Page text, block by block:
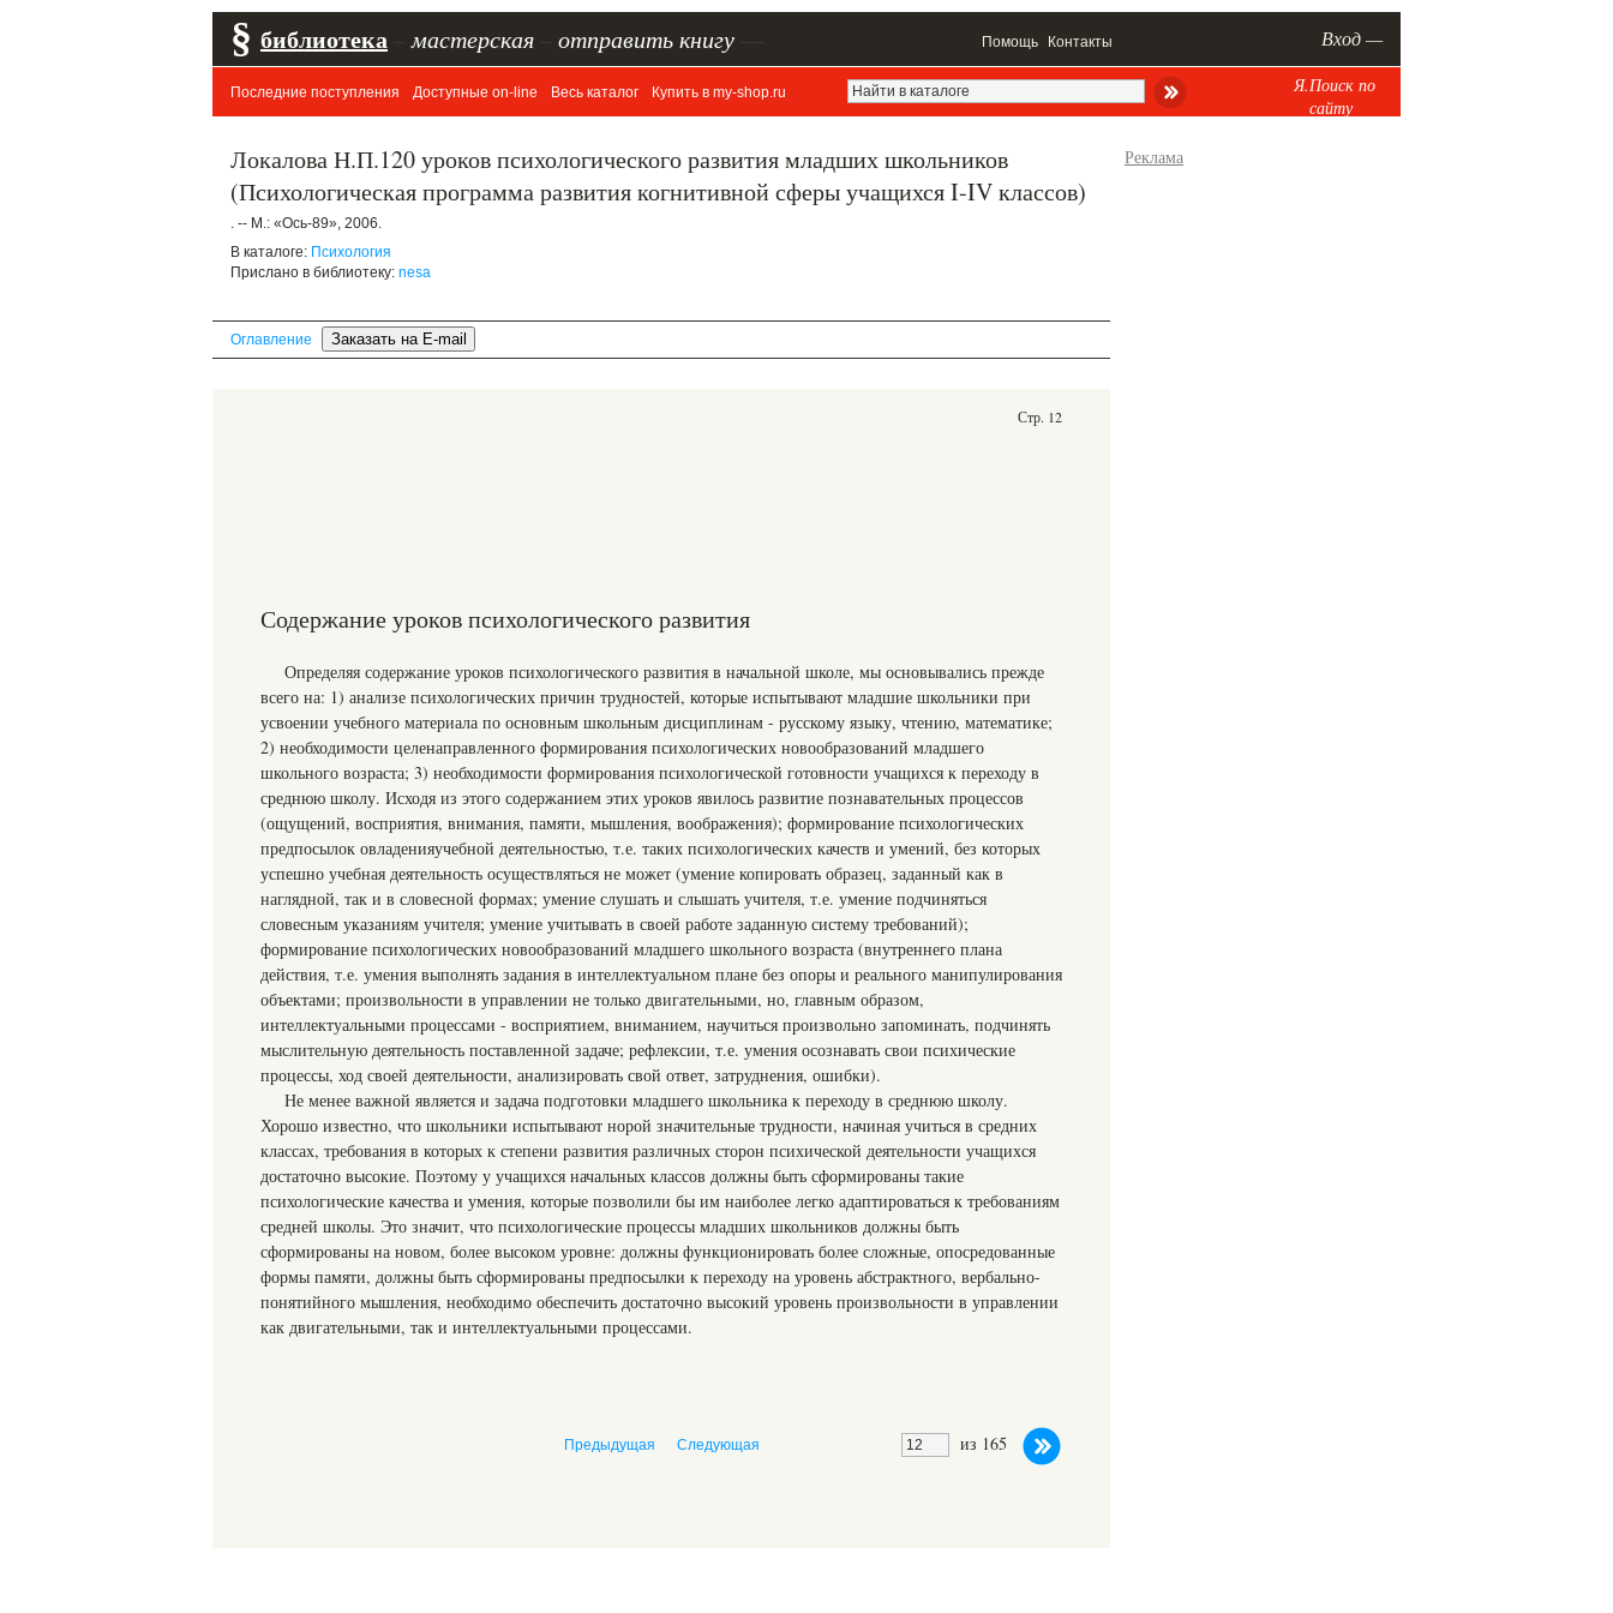
§ библиотека мастерская отправить книгу Помощь Контакты Вход —
Последние поступления Доступные on-line Весь каталог Купить в my-shop.ru
Я.Поиск по
сайту
Локалова Н.П.120 уроков психологического развития младших школьников
(Психологическая программа развития когнитивной сферы учащихся I-IV классов)
. -- М.: «Ось-89», 2006.
В каталоге: Психология
Прислано в библиотеку: nesa
Оглавление
Стр. 12
Содержание уроков психологического развития
Определяя содержание уроков психологического развития в начальной школе, мы основывались прежде
всего на: 1) анализе психологических причин трудностей, которые испытывают младшие школьники при
усвоении учебного материала по основным школьным дисциплинам - русскому языку, чтению, математике;
2) необходимости целенаправленного формирования психологических новообразований младшего
школьного возраста; 3) необходимости формирования психологической готовности учащихся к переходу в
среднюю школу. Исходя из этого содержанием этих уроков явилось развитие познавательных процессов
(ощущений, восприятия, внимания, памяти, мышления, воображения); формирование психологических
предпосылок овладенияучебной деятельностью, т.е. таких психологических качеств и умений, без которых
успешно учебная деятельность осуществляться не может (умение копировать образец, заданный как в
наглядной, так и в словесной формах; умение слушать и слышать учителя, т.е. умение подчиняться
словесным указаниям учителя; умение учитывать в своей работе заданную систему требований);
формирование психологических новообразований младшего школьного возраста (внутреннего плана
действия, т.е. умения выполнять задания в интеллектуальном плане без опоры и реального манипулирования
объектами; произвольности в управлении не только двигательными, но, главным образом,
интеллектуальными процессами - восприятием, вниманием, научиться произвольно запоминать, подчинять
мыслительную деятельность поставленной задаче; рефлексии, т.е. умения осознавать свои психические
процессы, ход своей деятельности, анализировать свой ответ, затруднения, ошибки).
Не менее важной является и задача подготовки младшего школьника к переходу в среднюю школу.
Хорошо известно, что школьники испытывают норой значительные трудности, начиная учиться в средних
классах, требования в которых к степени развития различных сторон психической деятельности учащихся
достаточно высокие. Поэтому у учащихся начальных классов должны быть сформированы такие
психологические качества и умения, которые позволили бы им наиболее легко адаптироваться к требованиям
средней школы. Это значит, что психологические процессы младших школьников должны быть
сформированы на новом, более высоком уровне: должны функционировать более сложные, опосредованные
формы памяти, должны быть сформированы предпосылки к переходу на уровень абстрактного, вербально-
понятийного мышления, необходимо обеспечить достаточно высокий уровень произвольности в управлении
как двигательными, так и интеллектуальными процессами.
из 165
Предыдущая Следующая
Реклама